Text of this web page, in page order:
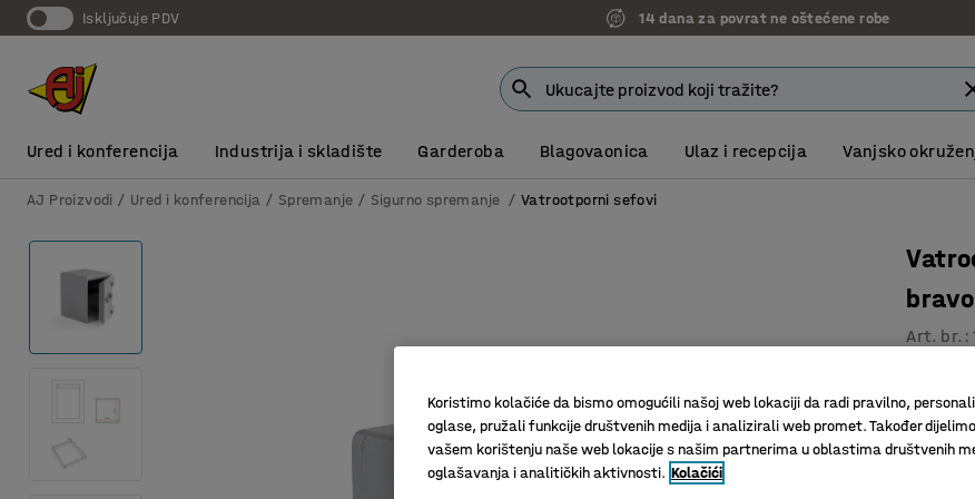
Isključuje PDV 14 dana za povrat ne oštećene robe
Ured i konferencija Industrija i skladište Garderoba Blagovaonica Ulaz i recepcija Vanjsko
AJ Proizvodi Ured i konferencija Spremanje Sigurno spremanje Vatrootporni sefovi
Art. br. :
1
Koristimo kolačiće da bismo omogućili našoj web lokaciji da radi pravilno,
oglase, pružali funkcije društvenih medija i analizirali web promet. Također
vašem korištenju naše web lokacije s našim partnerima u oblastima društvenih
oglašavanja i analitičkih aktivnosti. Kolačići